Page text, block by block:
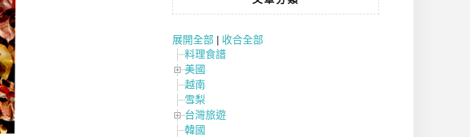
展開全部 | 收合全部
料理食譜
美國
越南
雪梨
台灣旅遊
韓國